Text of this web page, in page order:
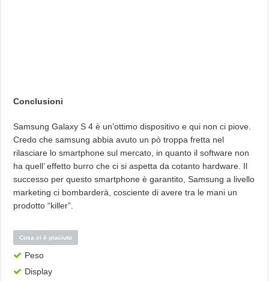
Conclusioni
Samsung Galaxy S 4 è un’ottimo dispositivo e qui non ci piove.
Credo che samsung abbia avuto un pò troppa fretta nel
rilasciare lo smartphone sul mercato, in quanto il software non
ha quell’ effetto burro che ci si aspetta da cotanto hardware. Il
successo per questo smartphone è garantito, Samsung a livello
marketing ci bombarderà, cosciente di avere tra le mani un
prodotto “killer”.
Cosa ci è piaciuto
Peso
Display